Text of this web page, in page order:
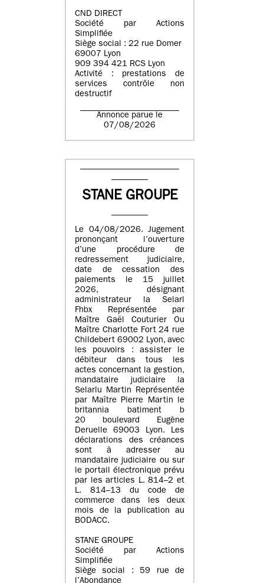
CND DIRECT
Société par Actions
Simplifiée
Siège social : 22 rue Domer
69007 Lyon
909 394 421 RCS Lyon
Activité : prestations de
services contrôle non
destructif
Annonce parue le
07/08/2026
STANE GROUPE
Le 04/08/2026. Jugement
prononçant l’ouverture
d’une procédure de
redressement judiciaire,
date de cessation des
paiements le 15 juillet
2026, désignant
administrateur la Selarl
Fhbx Représentée par
Maître Gaël Couturier Ou
Maître Charlotte Fort 24 rue
Childebert 69002 Lyon, avec
les pouvoirs : assister le
débiteur dans tous les
actes concernant la gestion,
mandataire judiciaire la
Selarlu Martin Représentée
par Maître Pierre Martin le
britannia batiment b
20 boulevard Eugène
Deruelle 69003 Lyon. Les
déclarations des créances
sont à adresser au
mandataire judiciaire ou sur
le portail électronique prévu
par les articles L. 814–2 et
L. 814–13 du code de
commerce dans les deux
mois de la publication au
BODACC.
STANE GROUPE
Société par Actions
Simplifiée
Siège social : 59 rue de